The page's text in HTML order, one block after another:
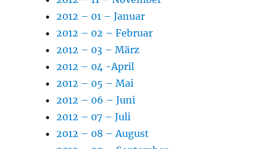
2012 – 01 – Januar
2012 – 02 – Februar
2012 – 03 – März
2012 – 04 -April
2012 – 05 – Mai
2012 – 06 – Juni
2012 – 07 – Juli
2012 – 08 – August